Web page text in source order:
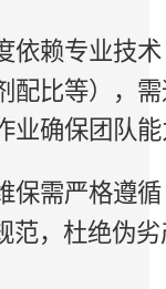
依赖专业技
配比等），
业确保团队
保需严格遵
范，杜绝伪